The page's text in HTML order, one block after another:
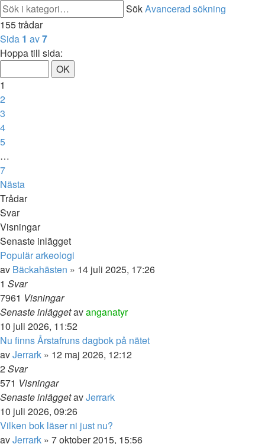
SökAvancerad sökning
155 trådar
Sida 1 av7
Hoppa till sida:
1
2
3
4
5
…
7
Nästa
Trådar
Svar
Visningar
Senaste inlägget
Populär arkeologi
av Bäckahästen » 14 juli 2025, 17:26
1 Svar
7961 Visningar
Senaste inläggetavanganatyr
10 juli 2026, 11:52
Nu finns Årstafruns dagbok på nätet
avJerrark » 12 maj 2026, 12:12
2Svar
571 Visningar
Senaste inläggetavJerrark
10 juli 2026, 09:26
Vilken bok läser ni just nu?
avJerrark » 7 oktober 2015, 15:56